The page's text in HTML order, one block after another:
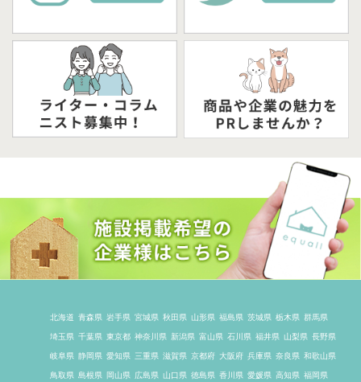
北海道 青森県 岩手県 宮城県 秋田県 山形県 福島県 茨城県 栃木県 群馬県
埼玉県 千葉県 東京都 神奈川県 新潟県 富山県 石川県 福井県 山梨県 長野県
岐阜県 静岡県 愛知県 三重県 滋賀県 京都府 大阪府 兵庫県 奈良県 和歌山県
鳥取県 島根県 岡山県 広島県 山口県 徳島県 香川県 愛媛県 高知県 福岡県